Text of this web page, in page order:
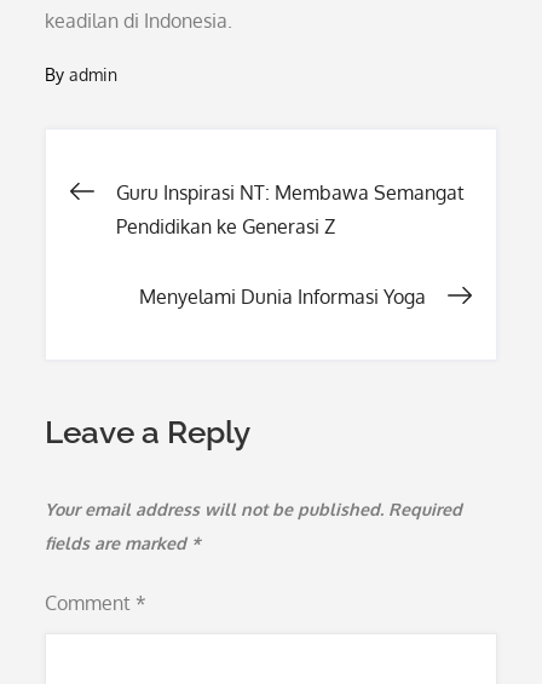
keadilan di Indonesia.
Byadmin
Post
Guru Inspirasi NT: Membawa Semangat
Pendidikan ke Generasi Z
Menyelami Dunia Informasi Yoga
Leave a Reply
Your email address will not be published. Required
fields are marked *
Comment *